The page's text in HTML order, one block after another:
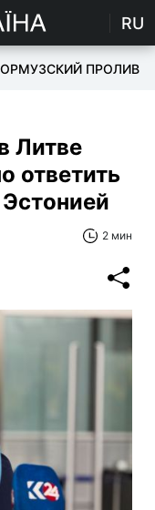
RU
ОРМУЗСКИЙ ПРОЛИВ
Литве
ответить
2 мин